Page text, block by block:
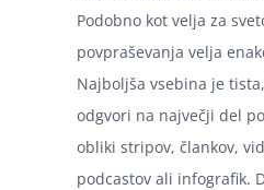
Podobno kot velja za
povpraševanja velja
Najboljša vsebina je
odgvori na največji del
obliki stripov, člankov,
podcastov ali infografik.